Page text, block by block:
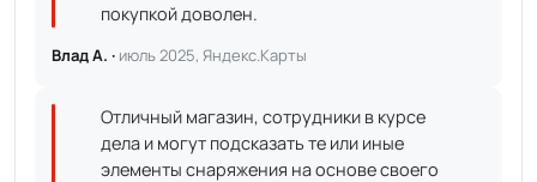
покупкой доволен.
Влад А. · июль 2025, Яндекс.Карты
Отличный магазин, сотрудники в курсе
дела и могут подсказать те или иные
элементы снаряжения на основе своего